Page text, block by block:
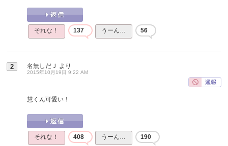
それな！ 137 うーん… 56
2 名無しだＪ より
2015年10月19日 9:22 AM
慧くん可愛い！
それな！ 408 うーん… 190